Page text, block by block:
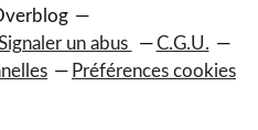
un abus
C.G.U.
Préférences cookies